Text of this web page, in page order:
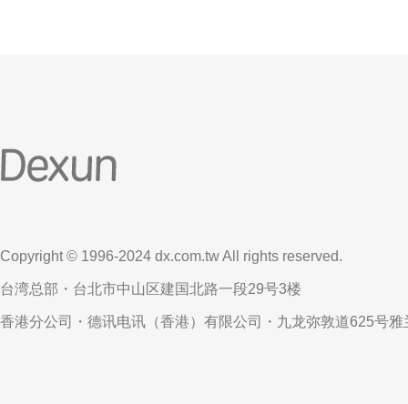
Copyright © 1996-2024 dx.com.tw All rights reserved.
台湾总部・台北市中山区建国北路一段29号3楼
香港分公司・德讯电讯（香港）有限公司・九龙弥敦道625号